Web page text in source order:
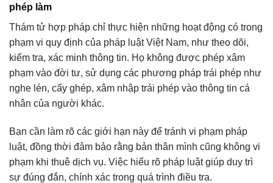
phép làm
Thám tử hợp pháp chỉ thực hiện những hoạt động có trong
phạm vi quy định của pháp luật Việt Nam, như theo dõi,
kiểm tra, xác minh thông tin. Họ không được phép xâm
phạm vào đời tư, sử dụng các phương pháp trái phép như
nghe lén, cấy ghép, xâm nhập trái phép vào thông tin cá
nhân của người khác.
Bạn cần làm rõ các giới hạn này để tránh vi phạm pháp
luật, đồng thời đảm bảo rằng bản thân mình cũng không vi
phạm khi thuê dịch vụ. Việc hiểu rõ pháp luật giúp duy trì
sự đúng đắn, chính xác trong quá trình điều tra.